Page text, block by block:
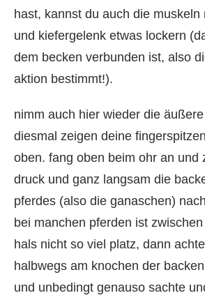
hast, kannst du auch die muskeln
und kiefergelenk etwas lockern
dem becken verbunden ist, also
aktion bestimmt!).
nimm auch hier wieder die
diesmal zeigen deine
oben. fang oben beim ohr an und
druck und ganz langsam die
pferdes (also die ganaschen)
bei manchen pferden ist
hals nicht so viel platz, dann
halbwegs am knochen der
und unbedingt genauso sachte